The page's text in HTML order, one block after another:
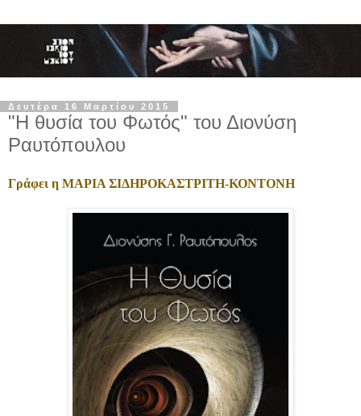
Δευτέρα 16 Μαρτίου 2015
"Η θυσία του Φωτός" του Διονύση
Ραυτόπουλου
Γράφει η ΜΑΡΙΑ ΣΙΔΗΡΟΚΑΣΤΡΙΤΗ-ΚΟΝΤΟΝΗ